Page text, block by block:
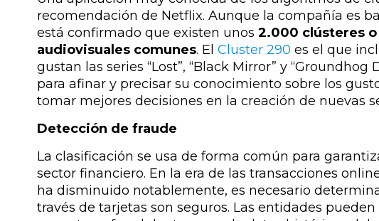
recomendación de Netflix. Aunque la compañía es
está confirmado que existen unos 2.000 clústeres
audiovisuales comunes. El Cluster 290 es el que
gustan las series “Lost”, “Black Mirror” y
para afinar y precisar su conocimiento sobre los
tomar mejores decisiones en la creación de nuevas
Detección de fraude
La clasificación se usa de forma común para
sector financiero. En la era de las transacciones
ha disminuido notablemente, es necesario
través de tarjetas son seguros. Las entidades